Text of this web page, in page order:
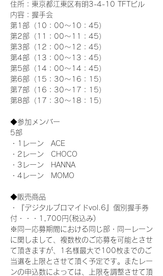
住所：東京都江東区有明3-4-10 TFTビル
内容：握手会
第1部（10：00～10：45）
第2部（11：00～11：45）
第3部（12：00～12：45）
第4部（13：00～13：45）
第5部（14：00～14：45）
第6部（15：30～16：15）
第7部（16：30～17：15）
第8部（17：30～18：15）
◆参加メンバー
5部
・1レーン　ACE
・2レーン　CHOCO
・3レーン　HANNA
・4レーン　MOMO
◆販売商品
・『デジタルブロマイドvol.6』個別握手券
付・・・1,700円(税込み)
※同一応募期間における同じ部・同一レーン
に関しまして、複数枚のご応募を可能とさせ
て頂きますが、1名様最大で100枚までのご
当選を上限とさせて頂く予定です。またレー
ンの申込数によっては、上限を調整させて頂